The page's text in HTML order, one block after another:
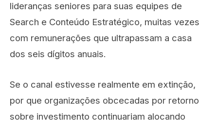
lideranças seniores para suas equipes de
Search e Conteúdo Estratégico, muitas vezes
com remunerações que ultrapassam a casa
dos seis dígitos anuais.
Se o canal estivesse realmente em extinção,
por que organizações obcecadas por retorno
sobre investimento continuariam alocando